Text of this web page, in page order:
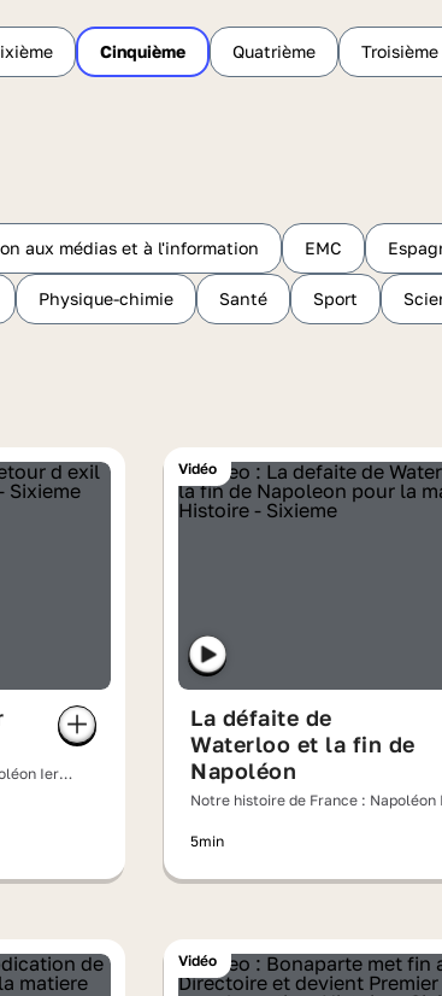
Cinquième Quatrième Troisième
aux médias et à l'information EMC
Physique-chimie Santé Sport
Ier,
Vidéo
La défaite de
Waterloo et la fin de
Napoléon
Notre histoire de France : Napoléon
5min
Vidéo